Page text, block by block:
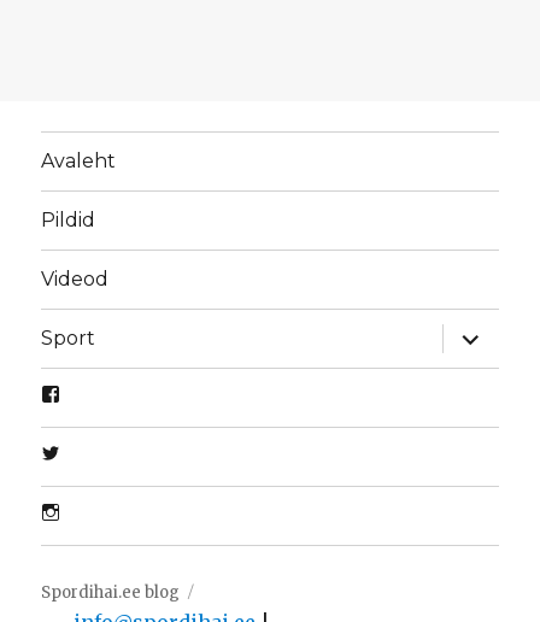
Avaleht
Pildid
Videod
Sport
laienda
Spordihai.ee blog